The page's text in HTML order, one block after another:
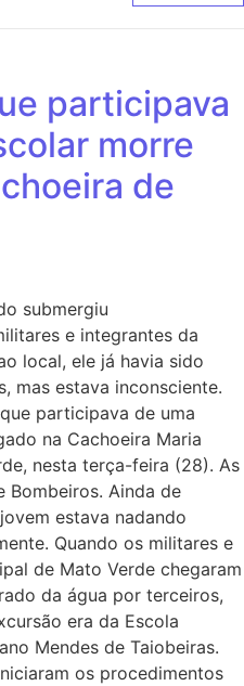
participava
morre
de
submergiu
e integrantes da
local, ele já havia sido
mas estava inconsciente.
participava de uma
na Cachoeira Maria
nesta terça-feira (28). As
Bombeiros. Ainda de
estava nadando
Quando os militares e
de Mato Verde chegaram
da água por terceiros,
era da Escola
Mendes de Taiobeiras.
os procedimentos